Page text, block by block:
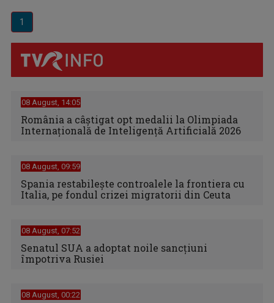
1
08 August, 14:05
România a câștigat opt medalii la Olimpiada
Internațională de Inteligență Artificială 2026
08 August, 09:59
Spania restabileşte controalele la frontiera cu
Italia, pe fondul crizei migratorii din Ceuta
08 August, 07:52
Senatul SUA a adoptat noile sancţiuni
împotriva Rusiei
08 August, 00:22